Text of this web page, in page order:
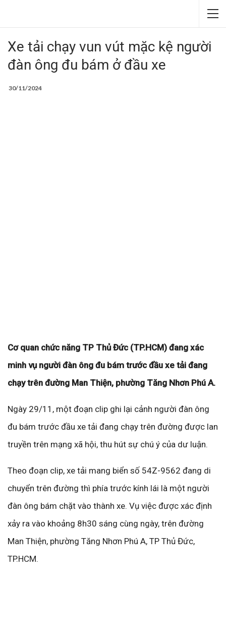
Xe tải chạy vun vút mặc kệ người
đàn ông đu bám ở đầu xe
30/11/2024
Cơ quan chức năng TP Thủ Đức (TP.HCM) đang xác
minh vụ người đàn ông đu bám trước đầu xe tải đang
chạy trên đường Man Thiện, phường Tăng Nhơn Phú A.
Ngày 29/11, một đoạn clip ghi lại cảnh người đàn ông
đu bám trước đầu xe tải đang chạy trên đường được lan
truyền trên mạng xã hội, thu hút sự chú ý của dư luận.
Theo đoạn clip, xe tải mang biển số 54Z-9562 đang di
chuyển trên đường thì phía trước kính lái là một người
đàn ông bám chặt vào thành xe. Vụ việc được xác định
xảy ra vào khoảng 8h30 sáng cùng ngày, trên đường
Man Thiện, phường Tăng Nhơn Phú A, TP Thủ Đức,
TP.HCM.